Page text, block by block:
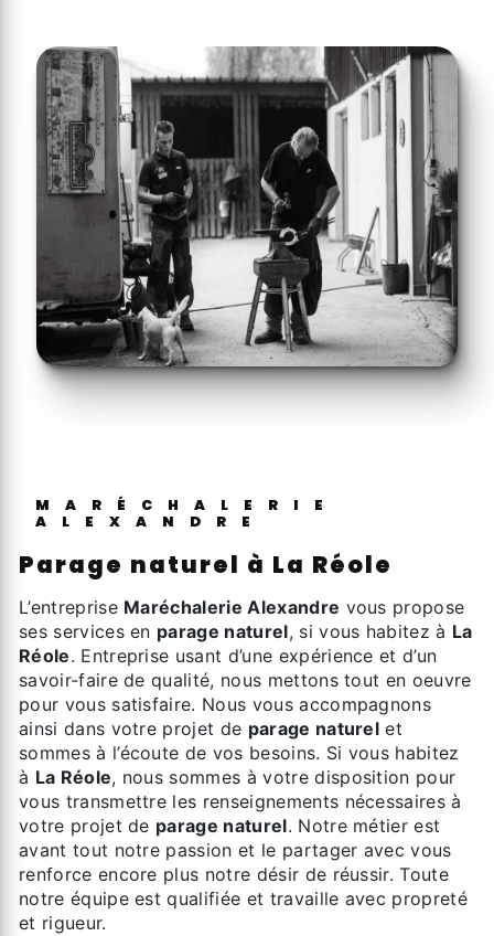
MARÉCHALERIE
ALEXANDRE
parage naturel à La Réole
L’entreprise Maréchalerie Alexandre vous propose
ses services en parage naturel, si vous habitez à La
Réole. Entreprise usant d’une expérience et d’un
savoir-faire de qualité, nous mettons tout en oeuvre
pour vous satisfaire. Nous vous accompagnons
ainsi dans votre projet de parage naturel et
sommes à l’écoute de vos besoins. Si vous habitez
à La Réole, nous sommes à votre disposition pour
vous transmettre les renseignements nécessaires à
votre projet de parage naturel. Notre métier est
avant tout notre passion et le partager avec vous
renforce encore plus notre désir de réussir. Toute
notre équipe est qualifiée et travaille avec propreté
et rigueur.